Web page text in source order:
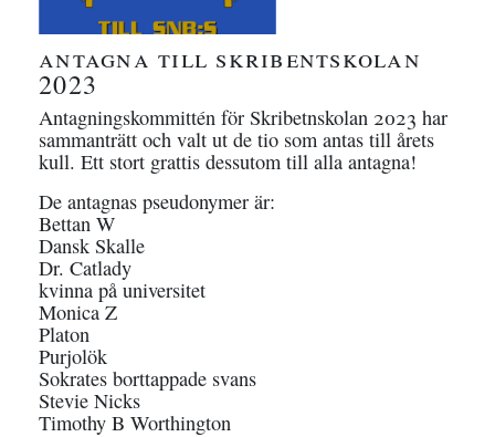
antagna till skribentskolan
2023
Antagningskommittén för Skribetnskolan 2023 har
sammanträtt och valt ut de tio som antas till årets
kull. Ett stort grattis dessutom till alla antagna!
De antagnas pseudonymer är:
Bettan W
Dansk Skalle
Dr. Catlady
kvinna på universitet
Monica Z
Platon
Purjolök
Sokrates borttappade svans
Stevie Nicks
Timothy B Worthington